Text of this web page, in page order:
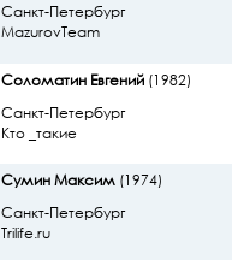
Санкт-Петербург
MazurovTeam
Соломатин Евгений(1982)
Санкт-Петербург
Кто _такие
Сумин Максим(1974)
Санкт-Петербург
Trilife.ru